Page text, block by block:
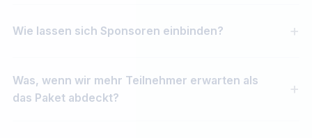
Wie lassen sich Sponsoren einbinden?
Was, wenn wir mehr Teilnehmer erwarten als
das Paket abdeckt?